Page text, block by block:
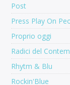
Post
Press Play On
Proprio oggi
Radici del
Rhytm & Blu
Rockin'Blue